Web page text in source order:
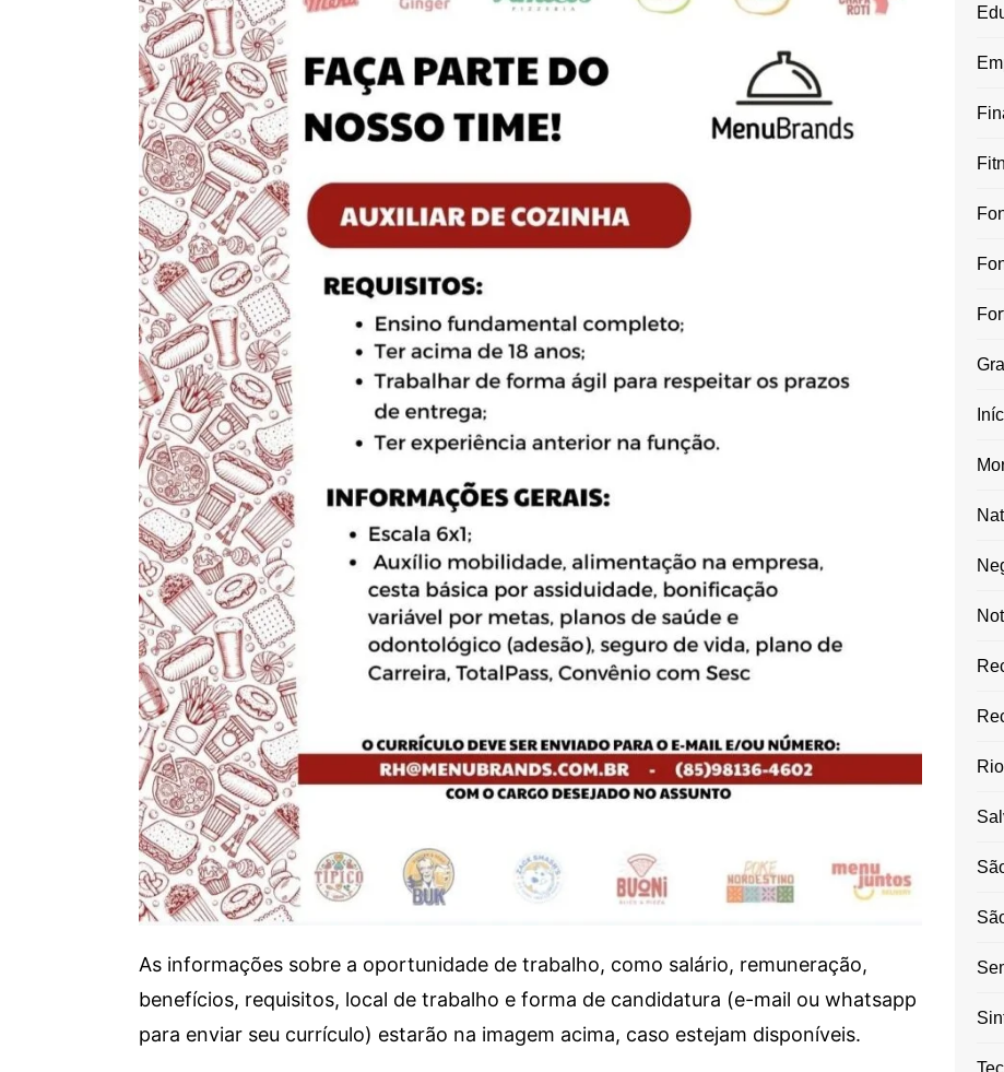
As informações sobre a oportunidade de trabalho, como salário, remuneração,
benefícios, requisitos, local de trabalho e forma de candidatura (e-mail ou whatsapp
para enviar seu currículo) estarão na imagem acima, caso estejam disponíveis.